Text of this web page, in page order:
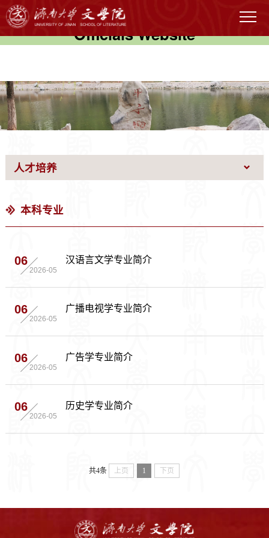
伟德国际(victor1946)官方网站-
Officials Website
人才培养
本科专业
06
2026-05
汉语言文学专业简介
06
2026-05
广播电视学专业简介
06
2026-05
广告学专业简介
06
2026-05
历史学专业简介
共4条 上页 1 下页